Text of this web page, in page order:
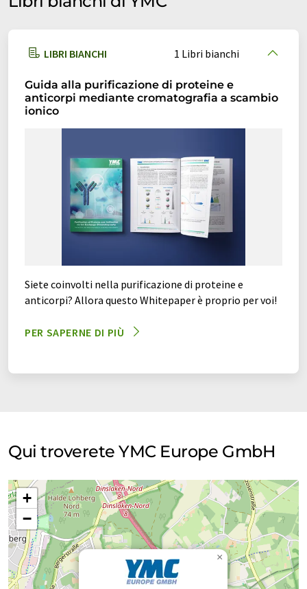
microcolonne nanocolonne
resine a scambio ionico
sviluppo di applicazioni
LIBRI BIANCHI 1 Libri bianchi
Guida alla purificazione di proteine e
anticorpi mediante cromatografia a scambio
ionico
Siete coinvolti nella purificazione di proteine e
anticorpi? Allora questo Whitepaper è proprio per voi!
PER SAPERNE DI PIÙ
Qui troverete YMC Europe GmbH
×
+
−